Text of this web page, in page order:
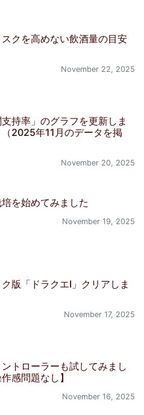
クを高めない飲酒量の目安
November 22, 2025
支持率」のグラフを更新しま
（2025年11月のデータを掲
November 20, 2025
を始めてみました
November 19, 2025
ク版「ドラクエI」クリアしま
November 17, 2025
トローラーも試してみまし
感問題なし】
November 16, 2025